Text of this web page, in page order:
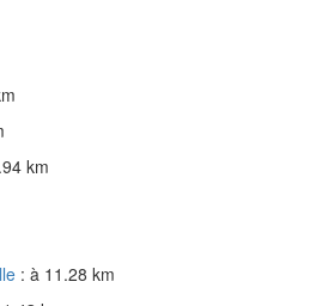
km
: à 11.28 km